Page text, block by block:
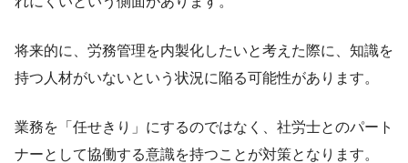
将来的に、労務管理を内製化したいと考えた際に、知識を
持つ人材がいないという状況に陥る可能性があります。
業務を「任せきり」にするのではなく、社労士とのパート
ナーとして協働する意識を持つことが対策となります。